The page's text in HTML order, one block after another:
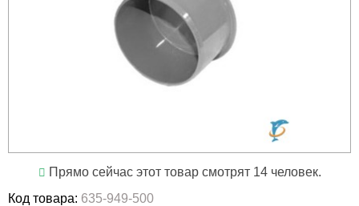
Прямо сейчас этот товар смотрят 14 человек.
Код товара: 635-949-500